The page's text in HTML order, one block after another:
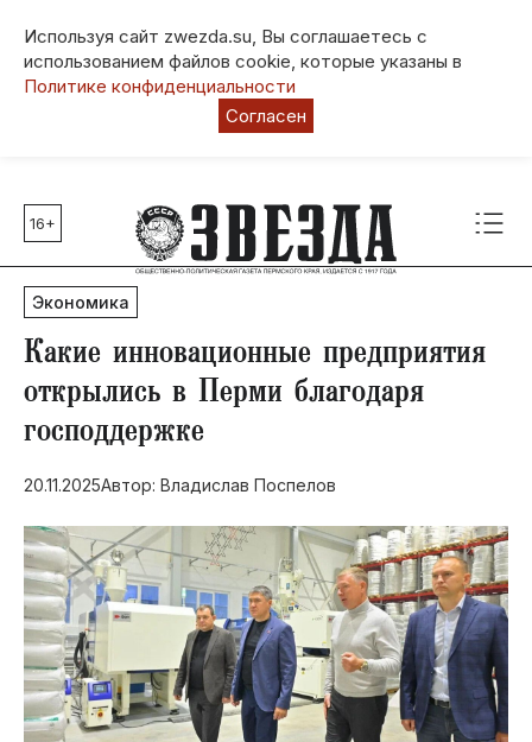
Используя сайт zwezda.su, Вы соглашаетесь с
использованием файлов cookie, которые указаны в
Политике конфиденциальности
Согласен
Главные темы
80 лет Победы
Молодежная столица РФ
СВО
Выборы в Пермском крае
Социальная поддержка
Инфраструктура
Благоустройство
16+
Экономика
Какие инновационные предприятия
открылись в Перми благодаря
господдержке
20.11.2025Автор: Владислав Поспелов